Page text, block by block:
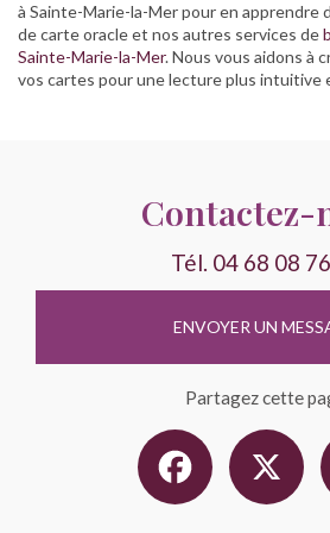
à Sainte-Marie-la-Mer pour en apprendre
de carte oracle et nos autres services de
Sainte-Marie-la-Mer. Nous vous aidons à
vos cartes pour une lecture plus intuitive
Contactez-
Tél. 04 68 08
ENVOYER UN
Partagez cette
Facebook